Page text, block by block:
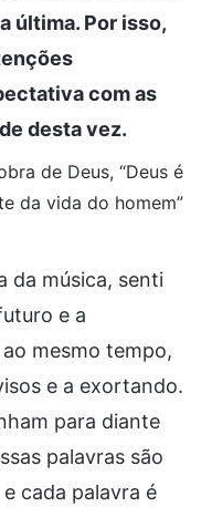
última. Por isso,
com as
desta vez.
de Deus, “Deus é
da vida do homem”
da música, senti
e a
mesmo tempo,
e a exortando.
para diante
palavras são
cada palavra é